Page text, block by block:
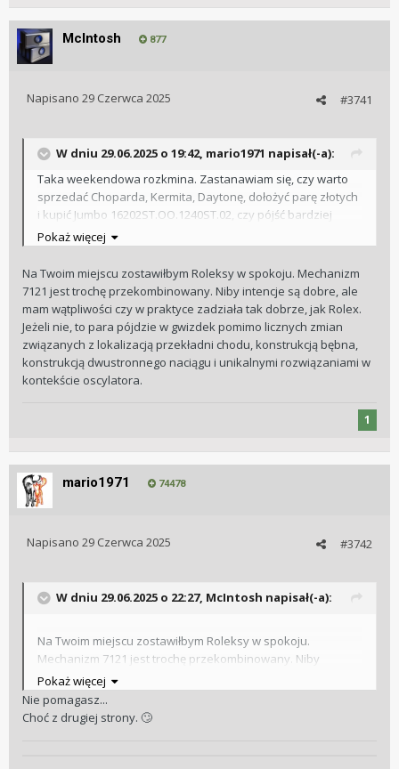
McIntosh 877
#3741
Napisano 29 Czerwca 2025
W dniu 29.06.2025 o 19:42, mario1971 napisał(-a):
Taka weekendowa rozkmina. Zastanawiam się, czy warto
sprzedać Choparda, Kermita, Daytonę, dołożyć parę złotych
i kupić Jumbo 16202ST.OO.1240ST.02, czy pójść bardziej
ostrożnie, i na początek spróbować z RO 15510? Jednego się
boje w drugiej opcji, że 15510 będzie jednak zbyt duży dla
mnie i zacznie mi to szybko przeszkadzać.
Pokaż więcej
Na Twoim miejscu zostawiłbym Roleksy w spokoju. Mechanizm
7121 jest trochę przekombinowany. Niby intencje są dobre, ale
mam wątpliwości czy w praktyce zadziała tak dobrze, jak Rolex.
Jeżeli nie, to para pójdzie w gwizdek pomimo licznych zmian
związanych z lokalizacją przekładni chodu, konstrukcją bębna,
konstrukcją dwustronnego naciągu i unikalnymi rozwiązaniami w
kontekście oscylatora.
1
mario1971 74478
#3742
Napisano 29 Czerwca 2025
W dniu 29.06.2025 o 22:27, McIntosh napisał(-a):
Na Twoim miejscu zostawiłbym Roleksy w spokoju.
Mechanizm 7121 jest trochę przekombinowany. Niby
intencje są dobre, ale mam wątpliwości czy w praktyce
zadziała tak dobrze, jak Rolex. Jeżeli nie, to para pójdzie w
gwizdek pomimo licznych zmian związanych z lokalizacją
przekładni chodu, konstrukcją bębna, konstrukcją
Pokaż więcej
Nie pomagasz...
Choć z drugiej strony. 🙄